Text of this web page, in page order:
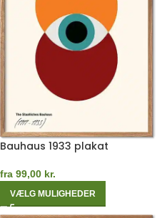
Bauhaus 1933 plakat
fra 99,00 kr.
VÆLG MULIGHEDER